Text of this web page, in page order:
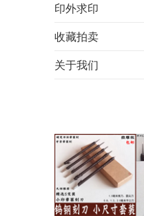
印外求印
收藏拍卖
关于我们